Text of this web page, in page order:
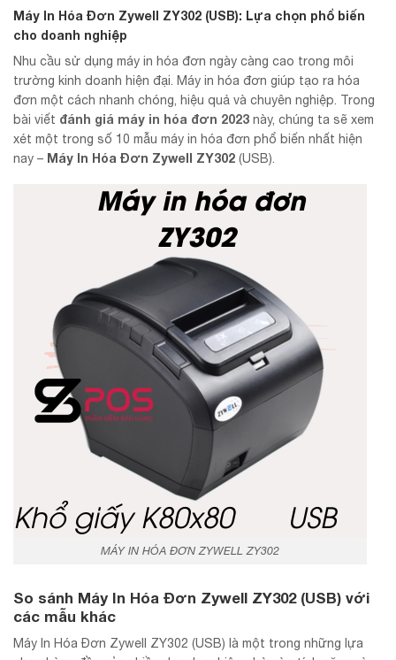
Máy In Hóa Đơn Zywell ZY302 (USB): Lựa chọn phổ biến
cho doanh nghiệp
Nhu cầu sử dụng máy in hóa đơn ngày càng cao trong môi
trường kinh doanh hiện đại. Máy in hóa đơn giúp tạo ra hóa
đơn một cách nhanh chóng, hiệu quả và chuyên nghiệp. Trong
bài viết đánh giá máy in hóa đơn 2023 này, chúng ta sẽ xem
xét một trong số 10 mẫu máy in hóa đơn phổ biến nhất hiện
nay – Máy In Hóa Đơn Zywell ZY302 (USB).
MÁY IN HÓA ĐƠN ZYWELL ZY302
So sánh Máy In Hóa Đơn Zywell ZY302 (USB) với
các mẫu khác
Máy In Hóa Đơn Zywell ZY302 (USB) là một trong những lựa